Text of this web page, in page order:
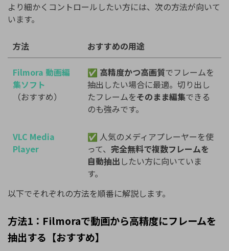
より細かくコントロールしたい方には、次の方法が向いて
います。
方法 おすすめの用途
Filmora 動画編
集ソフト
（おすすめ）
✅ 高精度かつ高画質でフレームを
抽出したい場合に最適。切り出し
たフレームをそのまま編集できる
のも強みです。
VLC Media
Player
✅ 人気のメディアプレーヤーを使
って、 完全無料で複数フレームを
自動抽出 したい方に向いていま
す。
以下でそれぞれの方法を順番に解説します。
方法1：Filmoraで動画から高精度にフレームを
抽出する【おすすめ】